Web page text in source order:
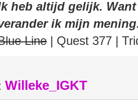
heb altijd gelijk.
ik mijn
Line| Quest 377 |
Willeke_IGKT